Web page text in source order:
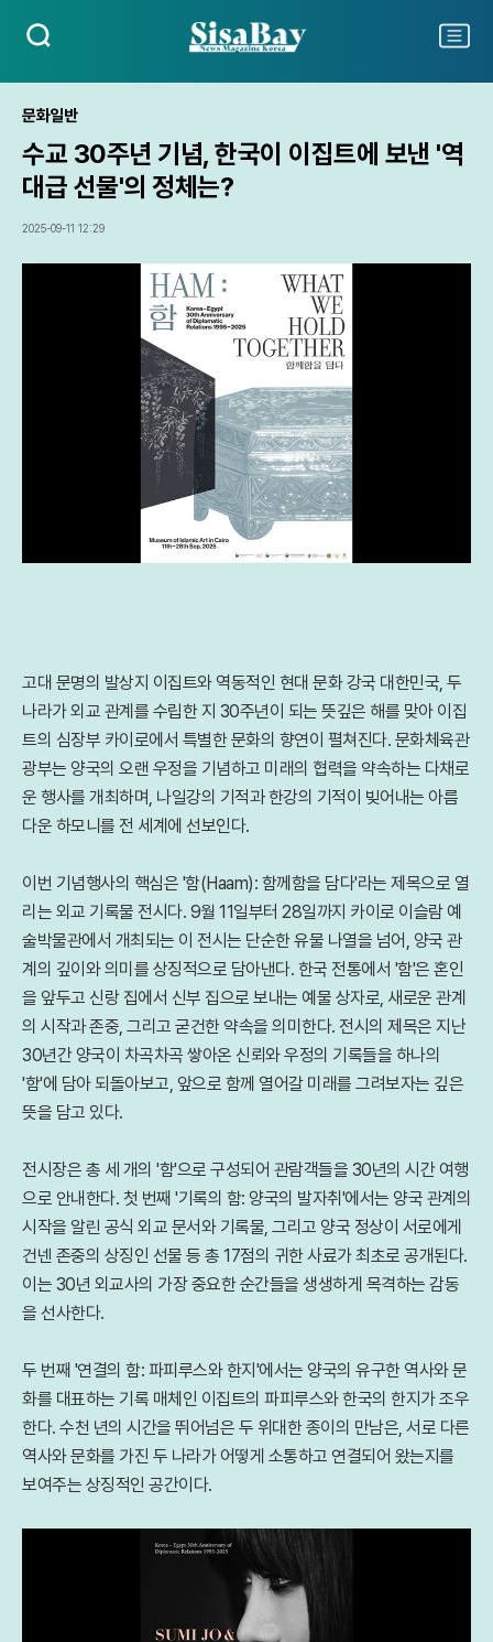
검
주
서
메
뉴
문화일반
수교 30주년 기념, 한국이 이집트에 보낸 '역
대급 선물'의 정체는?
2025-09-11 12:29
고대 문명의 발상지 이집트와 역동적인 현대 문화 강국 대한민국, 두
나라가 외교 관계를 수립한 지 30주년이 되는 뜻깊은 해를 맞아 이집
트의 심장부 카이로에서 특별한 문화의 향연이 펼쳐진다. 문화체육관
광부는 양국의 오랜 우정을 기념하고 미래의 협력을 약속하는 다채로
운 행사를 개최하며, 나일강의 기적과 한강의 기적이 빚어내는 아름
다운 하모니를 전 세계에 선보인다.
이번 기념행사의 핵심은 '함(Haam): 함께함을 담다'라는 제목으로 열
리는 외교 기록물 전시다. 9월 11일부터 28일까지 카이로 이슬람 예
술박물관에서 개최되는 이 전시는 단순한 유물 나열을 넘어, 양국 관
계의 깊이와 의미를 상징적으로 담아낸다. 한국 전통에서 '함'은 혼인
을 앞두고 신랑 집에서 신부 집으로 보내는 예물 상자로, 새로운 관계
의 시작과 존중, 그리고 굳건한 약속을 의미한다. 전시의 제목은 지난
30년간 양국이 차곡차곡 쌓아온 신뢰와 우정의 기록들을 하나의
'함'에 담아 되돌아보고, 앞으로 함께 열어갈 미래를 그려보자는 깊은
뜻을 담고 있다.
전시장은 총 세 개의 '함'으로 구성되어 관람객들을 30년의 시간 여행
으로 안내한다. 첫 번째 '기록의 함: 양국의 발자취'에서는 양국 관계의
시작을 알린 공식 외교 문서와 기록물, 그리고 양국 정상이 서로에게
건넨 존중의 상징인 선물 등 총 17점의 귀한 사료가 최초로 공개된다.
이는 30년 외교사의 가장 중요한 순간들을 생생하게 목격하는 감동
을 선사한다.
두 번째 '연결의 함: 파피루스와 한지'에서는 양국의 유구한 역사와 문
화를 대표하는 기록 매체인 이집트의 파피루스와 한국의 한지가 조우
한다. 수천 년의 시간을 뛰어넘은 두 위대한 종이의 만남은, 서로 다른
역사와 문화를 가진 두 나라가 어떻게 소통하고 연결되어 왔는지를
보여주는 상징적인 공간이다.